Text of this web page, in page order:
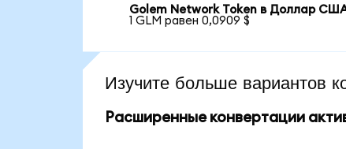
Golem Network Token в Доллар
1 GLM равен 0,0909 $
Изучите больше вариантов
Расширенные конвертации